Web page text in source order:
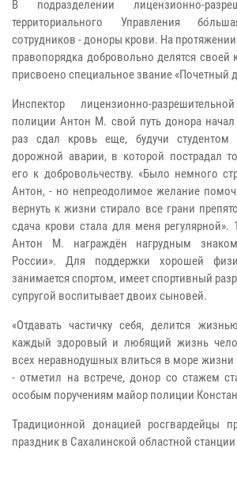
В подразделении лицензионно-
территориального Управления
сотрудников - доноры крови. На
правопорядка добровольно делятся
присвоено специальное звание «Почетный
Инспектор лицензионно-
полиции Антон М. свой путь донора
раз сдал кровь еще, будучи студентом
дорожной аварии, в которой пострадал
его к добровольчеству. «Было немного
Антон, - но непреодолимое желание
вернуть к жизни стирало все грани
сдача крови стала для меня регулярной».
Антон М. награждён нагрудным
России». Для поддержки хорошей
занимается спортом, имеет спортивный
супругой воспитывает двоих сыновей.
«Отдавать частичку себя, делится
каждый здоровый и любящий жизнь
всех неравнодушных влиться в море жизни
- отметил на встрече, донор со стажем
особым поручениям майор полиции
Традиционной донацией росгвардейцы
праздник в Сахалинской областной